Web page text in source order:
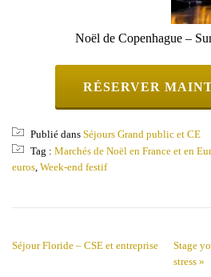
Noël de Copenhague –
RÉSERVER
Publié dans Séjours Grand public et CE
Tag : Marchés de Noël en France et en
euros, Week-end festif
Séjour Floride – CSE et entreprise
Stage
stress »